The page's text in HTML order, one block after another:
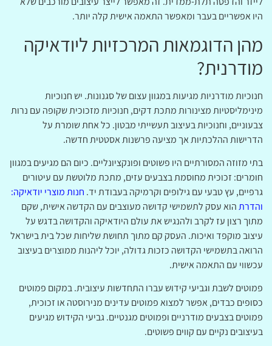
היו אפשריים בעבר ומאפשר התאמה אישית קלה יותר.
מהן הדוגמאות המרכזיות ליודאיקה
מודרנית?
חנוכיות מודרניות מגיעות במגוון עצום של סגנונות. יש חנוכיות
מינימליסטיות מצינורות מתכת דקים, חנוכיות מזכוכית שקופה עם נרות
צבעוניים, וחנוכיות בעיצוב תעשייתי מבטון. כל אחת שומרת על
הדרישות ההלכתיות אך מציעה פרשנות אסטטית חדשה.
בתי מזוזה המסורתיים היו פשוטים ופונקציונליים. כיום הם מגיעים במגוון
חומרים: זכוכית מחוסמת בצבעים עזים, מתכת מלוטשת עם עיטורים
גרפיים, עץ טבעי עם גילופים וקרמיקה בעבודת יד. חנות מוצרי יודאיקה:
והדרתהוא עסק לתשמישי קדושה מעוצבים עם הקדשה אישית, שקם
מתוך רצון עז לקרב ולהנגיש את עולם היודאיקה והקדושה בדגש על
עיצוב מוקפד ואיכות. העסק קם מתוך תחושת שליחות שכל בית בישראל
הרואה בתשמישי הקדושה כזכות גדולה, יוכל ליהנות ממוצרים בעיצוב
עכשווי עם התאמה אישית.
פמוטים לשבת וגביעי קידוש עברו התחדשות עיצובית. במקום פמוטים
כסופים כבדים, אפשר למצוא פמוטים עדינים מנירוסטה או זכוכית,
פמוטים בצבעים מודרניים ופמוטים מגנטיים. גביעי הקידוש מגיעים
בעיצובים נקיים עם קווים פשוטים.